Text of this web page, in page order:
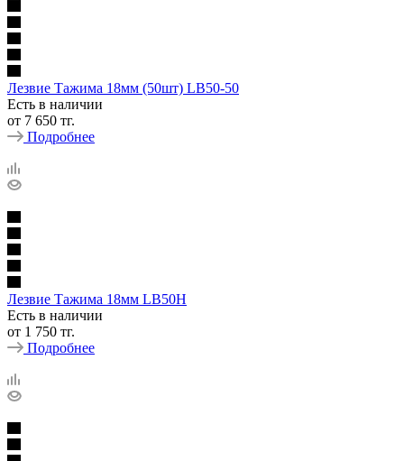
Лезвие Тажима 18мм (50шт) LB50-50
Есть в наличии
от 7 650 тг.
Подробнее
Лезвие Тажима 18мм LB50H
Есть в наличии
от 1 750 тг.
Подробнее